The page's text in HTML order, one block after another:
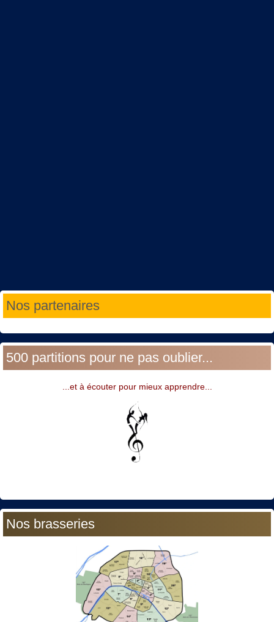
Nos partenaires
500 partitions pour ne pas oublier...
...et à écouter pour mieux apprendre...
Nos brasseries
Année
précédente
Mois
précédent
Année
suivante
Mois
suivant